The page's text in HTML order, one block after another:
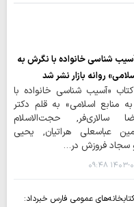
شناسی خانواده با نگرش به
روانه بازار نشر شد
«آسیب شناسی خانواده با
منابع اسلامی» به قلم دکتر
سالاری‌فر, حجت‌الاسلام
عباسعلی هراتیان, یحیی
سجاد فروزش در…
۲۲ ۰۹:۴۸
عمومی فارس خبرداد: